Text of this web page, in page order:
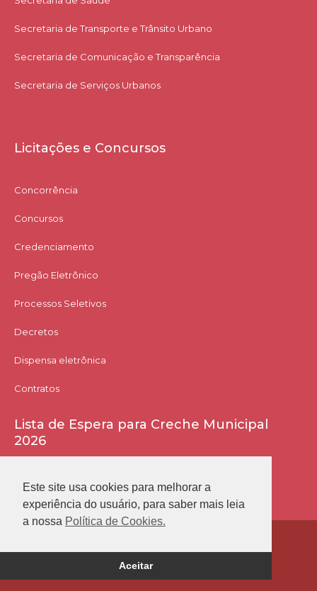
Secretaria de Transporte e Trânsito Urbano
Secretaria de Comunicação e Transparência
Secretaria de Serviços Urbanos
Licitações e Concursos
Concorrência
Concursos
Credenciamento
Pregão Eletrônico
Processos Seletivos
Decretos
Dispensa eletrônica
Contratos
Lista de Espera para Creche Municipal
2026
Este site usa cookies para melhorar a
experiência do usuário, para saber mais leia
a nossa Política de Cookies.
Aceitar